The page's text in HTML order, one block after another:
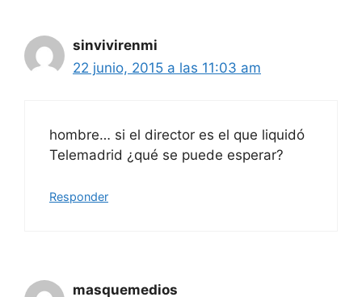
sinvivirenmi
22 junio, 2015 a las 11:03 am
hombre… si el director es el que liquidó
Telemadrid ¿qué se puede esperar?
Responder
masquemedios